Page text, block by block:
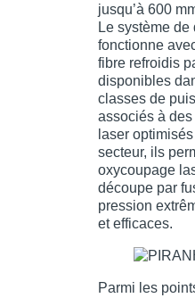
jusqu’à 600
Le système de
fonctionne
fibre refroidis
disponibles
classes de
associés à
laser
secteur, ils
oxycoupage
découpe par
pression
et efficaces.
Parmi les